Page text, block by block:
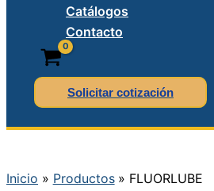
Catálogos
Contacto
Solicitar cotización
Inicio Productos FLUORLUBE